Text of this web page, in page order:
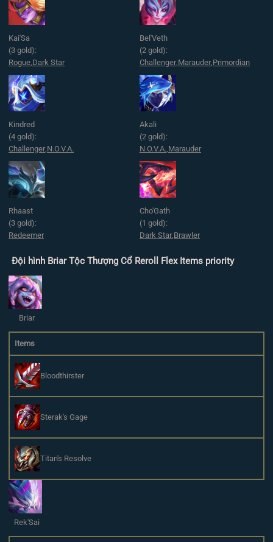
Kai'Sa
(3 gold):
Rogue,Dark Star
Bel'Veth
(2 gold):
Challenger,Marauder,Primordian
Kindred
(4 gold):
Challenger,N.O.V.A.
Akali
(2 gold):
N.O.V.A.,Marauder
Rhaast
(3 gold):
Redeemer
Cho'Gath
(1 gold):
Dark Star,Brawler
Đội hình Briar Tộc Thượng Cổ Reroll Flex Items priority
Briar
Items
Bloodthirster
Sterak's Gage
Titan's Resolve
Rek'Sai